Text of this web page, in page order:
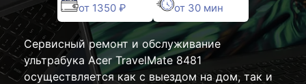
от 1350 ₽ от 30 мин
Сервисный ремонт и обслуживание
ультрабука Acer TravelMate 8481
осуществляется как с выездом на дом, так и